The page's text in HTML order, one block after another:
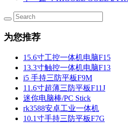
为您推荐
15.6寸工控一体机电脑F15
13.3寸触控一体机电脑F13
i5 手持三防平板F9M
11.6寸超薄三防平板F11J
迷你电脑棒/PC Stick
rk3588安卓工业一体机
10.1寸手持三防平板F7G